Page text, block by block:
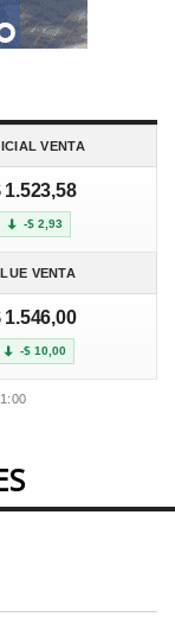
VENTA
1.523,58
-$ 2,93
VENTA
1.546,00
-$ 10,00